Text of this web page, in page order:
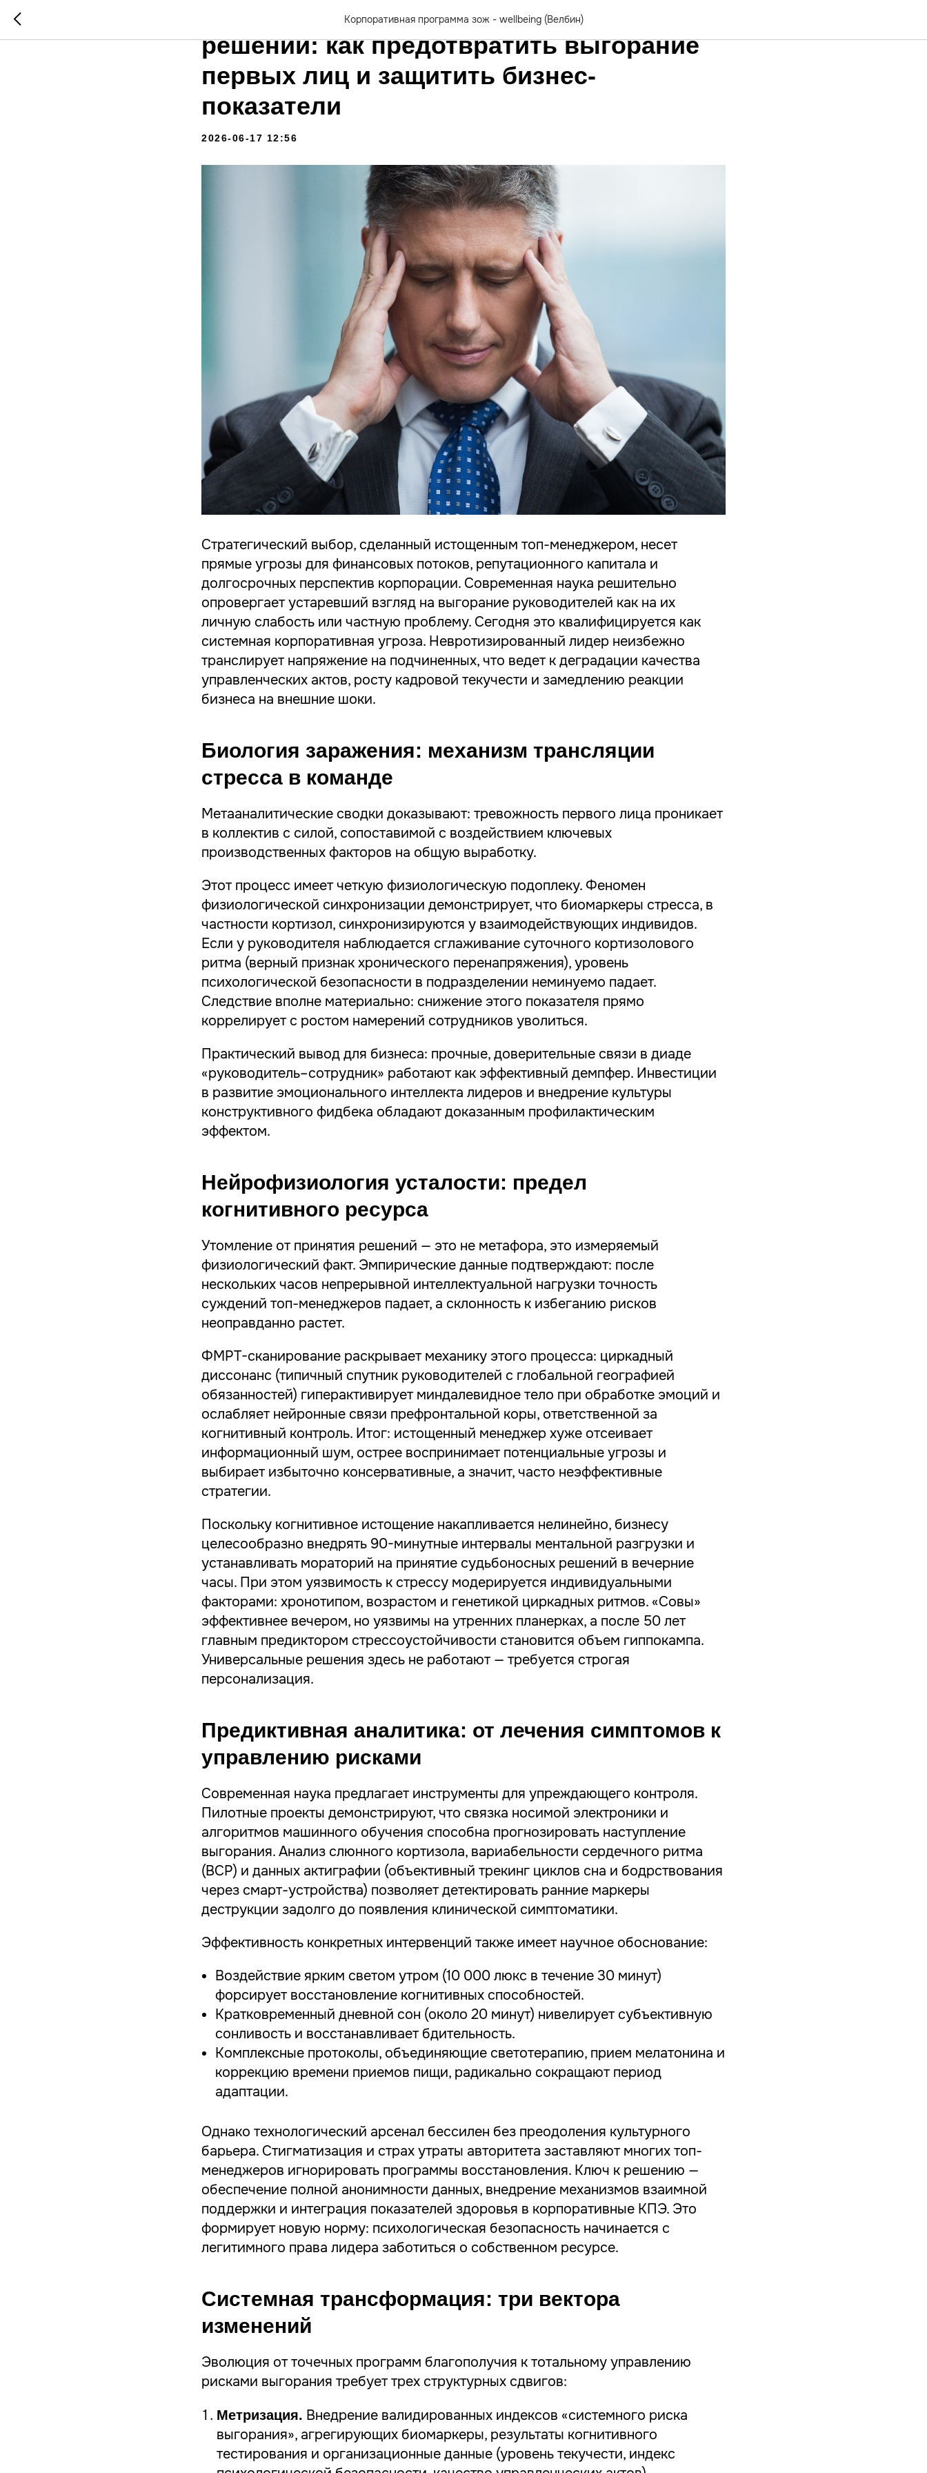
Корпоративная программа зож - wellbeing (Велбин)
Нейробиология управленческих
решений: как предотвратить выгорание
первых лиц и защитить бизнес-
показатели
2026-06-17 12:56
Стратегический выбор, сделанный истощенным топ-менеджером, несет
прямые угрозы для финансовых потоков, репутационного капитала и
долгосрочных перспектив корпорации. Современная наука решительно
опровергает устаревший взгляд на выгорание руководителей как на их
личную слабость или частную проблему. Сегодня это квалифицируется как
системная корпоративная угроза. Невротизированный лидер неизбежно
транслирует напряжение на подчиненных, что ведет к деградации качества
управленческих актов, росту кадровой текучести и замедлению реакции
бизнеса на внешние шоки.
Биология заражения: механизм трансляции
стресса в команде
Метааналитические сводки доказывают: тревожность первого лица проникает
в коллектив с силой, сопоставимой с воздействием ключевых
производственных факторов на общую выработку.
Этот процесс имеет четкую физиологическую подоплеку. Феномен
физиологической синхронизации демонстрирует, что биомаркеры стресса, в
частности кортизол, синхронизируются у взаимодействующих индивидов.
Если у руководителя наблюдается сглаживание суточного кортизолового
ритма (верный признак хронического перенапряжения), уровень
психологической безопасности в подразделении неминуемо падает.
Следствие вполне материально: снижение этого показателя прямо
коррелирует с ростом намерений сотрудников уволиться.
Практический вывод для бизнеса: прочные, доверительные связи в диаде
«руководитель–сотрудник» работают как эффективный демпфер. Инвестиции
в развитие эмоционального интеллекта лидеров и внедрение культуры
конструктивного фидбека обладают доказанным профилактическим
эффектом.
Нейрофизиология усталости: предел
когнитивного ресурса
Утомление от принятия решений — это не метафора, это измеряемый
физиологический факт. Эмпирические данные подтверждают: после
нескольких часов непрерывной интеллектуальной нагрузки точность
суждений топ-менеджеров падает, а склонность к избеганию рисков
неоправданно растет.
ФМРТ-сканирование раскрывает механику этого процесса: циркадный
диссонанс (типичный спутник руководителей с глобальной географией
обязанностей) гиперактивирует миндалевидное тело при обработке эмоций и
ослабляет нейронные связи префронтальной коры, ответственной за
когнитивный контроль. Итог: истощенный менеджер хуже отсеивает
информационный шум, острее воспринимает потенциальные угрозы и
выбирает избыточно консервативные, а значит, часто неэффективные
стратегии.
Поскольку когнитивное истощение накапливается нелинейно, бизнесу
целесообразно внедрять 90-минутные интервалы ментальной разгрузки и
устанавливать мораторий на принятие судьбоносных решений в вечерние
часы. При этом уязвимость к стрессу модерируется индивидуальными
факторами: хронотипом, возрастом и генетикой циркадных ритмов. «Совы»
эффективнее вечером, но уязвимы на утренних планерках, а после 50 лет
главным предиктором стрессоустойчивости становится объем гиппокампа.
Универсальные решения здесь не работают — требуется строгая
персонализация.
Предиктивная аналитика: от лечения симптомов к
управлению рисками
Современная наука предлагает инструменты для упреждающего контроля.
Пилотные проекты демонстрируют, что связка носимой электроники и
алгоритмов машинного обучения способна прогнозировать наступление
выгорания. Анализ слюнного кортизола, вариабельности сердечного ритма
(ВСР) и данных актиграфии (объективный трекинг циклов сна и бодрствования
через смарт-устройства) позволяет детектировать ранние маркеры
деструкции задолго до появления клинической симптоматики.
Эффективность конкретных интервенций также имеет научное обоснование:
Воздействие ярким светом утром (10 000 люкс в течение 30 минут)
форсирует восстановление когнитивных способностей.
Кратковременный дневной сон (около 20 минут) нивелирует субъективную
сонливость и восстанавливает бдительность.
Комплексные протоколы, объединяющие светотерапию, прием мелатонина и
коррекцию времени приемов пищи, радикально сокращают период
адаптации.
Однако технологический арсенал бессилен без преодоления культурного
барьера. Стигматизация и страх утраты авторитета заставляют многих топ-
менеджеров игнорировать программы восстановления. Ключ к решению —
обеспечение полной анонимности данных, внедрение механизмов взаимной
поддержки и интеграция показателей здоровья в корпоративные КПЭ. Это
формирует новую норму: психологическая безопасность начинается с
легитимного права лидера заботиться о собственном ресурсе.
Системная трансформация: три вектора
изменений
Эволюция от точечных программ благополучия к тотальному управлению
рисками выгорания требует трех структурных сдвигов:
Метризация. Внедрение валидированных индексов «системного риска
выгорания», агрегирующих биомаркеры, результаты когнитивного
тестирования и организационные данные (уровень текучести, индекс